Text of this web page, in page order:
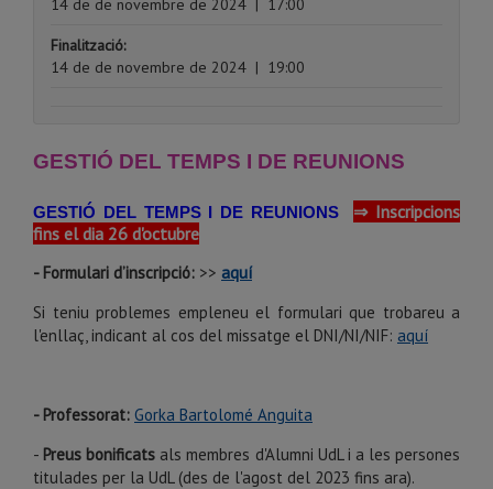
14 de de novembre de 2024 | 17:00
Finalització:
14 de de novembre de 2024 | 19:00
GESTIÓ DEL TEMPS I DE REUNIONS
GESTIÓ DEL TEMPS I DE REUNIONS
⇒ Inscripcions
fins el dia 26 d'octubre
- Formulari d’inscripció: >> aquí
Si teniu problemes empleneu el formulari que trobareu a
l'enllaç, indicant al cos del missatge el DNI/NI/NIF: aquí
- Professorat: Gorka Bartolomé Anguita
- Preus bonificats als membres d'Alumni UdL i a les persones
titulades per la UdL (des de l'agost del 2023 fins ara).